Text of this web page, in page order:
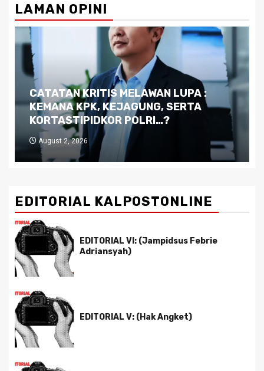
LAMAN OPINI
Dilema Kaltim di Tengah Krisis:
Kutukan Sumber Daya Alam dan
Pemimpin yang Tak Kreatif
July 29, 2026
EDITORIAL KALPOSTONLINE
EDITORIAL VI: (Jampidsus Febrie
Adriansyah)
EDITORIAL V: (Hak Angket)